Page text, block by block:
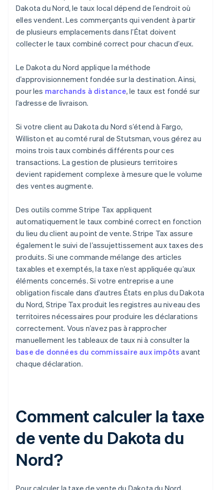
Dakota du Nord, le taux local dépend de l’endroit où
elles vendent. Les commerçants qui vendent à partir
de plusieurs emplacements dans l’État doivent
collecter le taux combiné correct pour chacun d’eux.
Le Dakota du Nord applique la méthode
d’approvisionnement fondée sur la destination. Ainsi,
pour les marchands à distance, le taux est fondé sur
l’adresse de livraison.
Si votre client au Dakota du Nord s’étend à Fargo,
Williston et au comté rural de Stutsman, vous gérez au
moins trois taux combinés différents pour ces
transactions. La gestion de plusieurs territoires
devient rapidement complexe à mesure que le volume
des ventes augmente.
Des outils comme Stripe Tax appliquent
automatiquement le taux combiné correct en fonction
du lieu du client au point de vente. Stripe Tax assure
également le suivi de l’assujettissement aux taxes des
produits. Si une commande mélange des articles
taxables et exemptés, la taxe n’est appliquée qu’aux
éléments concernés. Si votre entreprise a une
obligation fiscale dans d’autres États en plus du Dakota
du Nord, Stripe Tax produit les registres au niveau des
territoires nécessaires pour produire les déclarations
correctement. Vous n’avez pas à rapprocher
manuellement les tableaux de taux ni à consulter la
base de données du commissaire aux impôts avant
chaque déclaration.
Comment calculer la taxe
de vente du Dakota du
Nord?